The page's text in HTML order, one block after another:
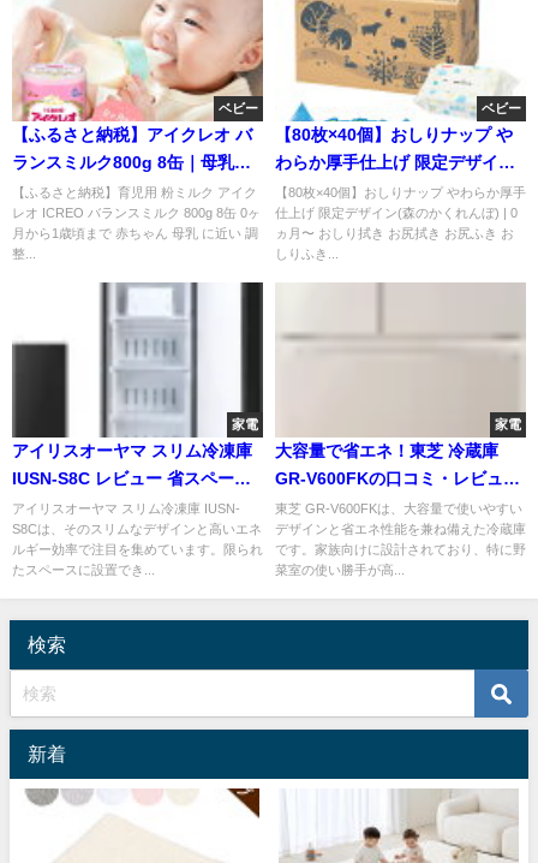
ベビー
【ふるさと納税】アイクレオ バ
ランスミルク800g 8缶｜母乳に
近い粉ミルクで新生児から安心
【ふるさと納税】育児用 粉ミルク アイク
レオ ICREO バランスミルク 800g 8缶 0ヶ
月から1歳頃まで 赤ちゃん 母乳 に近い 調
整...
ベビー
【80枚×40個】おしりナップ や
わらか厚手仕上げ 限定デザイン
(森のかくれんぼ)を徹底レビュー
【80枚×40個】おしりナップ やわらか厚手
仕上げ 限定デザイン(森のかくれんぼ) | 0
ヵ月〜 おしり拭き お尻拭き お尻ふき お
しりふき...
家電
アイリスオーヤマ スリム冷凍庫
IUSN-S8C レビュー 省スペース
で使える冷凍庫の魅力
アイリスオーヤマ スリム冷凍庫 IUSN-
S8Cは、そのスリムなデザインと高いエネ
ルギー効率で注目を集めています。限られ
たスペースに設置でき...
家電
大容量で省エネ！東芝 冷蔵庫
GR-V600FKの口コミ・レビュー
総まとめ
東芝 GR-V600FKは、大容量で使いやすい
デザインと省エネ性能を兼ね備えた冷蔵庫
です。家族向けに設計されており、特に野
菜室の使い勝手が高...
検索
新着